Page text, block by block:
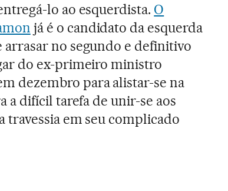
lo ao esquerdista. O
já é o candidato da esquerda
arrasar no segundo e definitivo
do ex-primeiro ministro
dezembro para alistar-se na
a difícil tarefa de unir-se aos
travessia em seu complicado